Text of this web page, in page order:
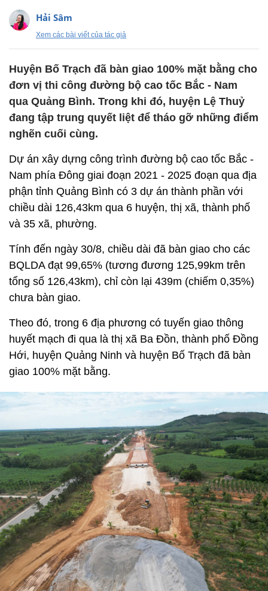
Hải Sâm
Xem các bài viết của tác giả
Huyện Bố Trạch đã bàn giao 100% mặt bằng cho
đơn vị thi công đường bộ cao tốc Bắc - Nam
qua Quảng Bình. Trong khi đó, huyện Lệ Thuỷ
đang tập trung quyết liệt để tháo gỡ những điểm
nghẽn cuối cùng.
Dự án xây dựng công trình đường bộ cao tốc Bắc -
Nam phía Đông giai đoạn 2021 - 2025 đoạn qua địa
phận tỉnh Quảng Bình có 3 dự án thành phần với
chiều dài 126,43km qua 6 huyện, thị xã, thành phố
và 35 xã, phường.
Tính đến ngày 30/8, chiều dài đã bàn giao cho các
BQLDA đạt 99,65% (tương đương 125,99km trên
tổng số 126,43km), chỉ còn lại 439m (chiếm 0,35%)
chưa bàn giao.
Theo đó, trong 6 địa phương có tuyến giao thông
huyết mạch đi qua là thị xã Ba Đồn, thành phố Đồng
Hới, huyện Quảng Ninh và huyện Bố Trạch đã bàn
giao 100% mặt bằng.